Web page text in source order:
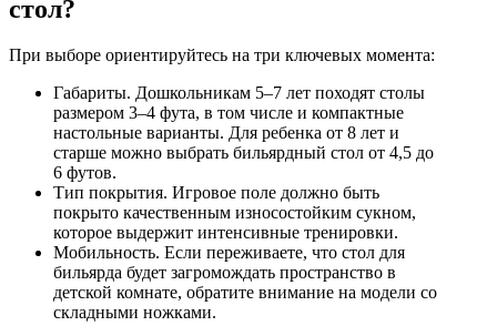
стол?
При выборе ориентируйтесь на три ключевых момента:
Габариты. Дошкольникам 5–7 лет походят столы
размером 3–4 фута, в том числе и компактные
настольные варианты. Для ребенка от 8 лет и
старше можно выбрать бильярдный стол от 4,5 до
6 футов.
Тип покрытия. Игровое поле должно быть
покрыто качественным износостойким сукном,
которое выдержит интенсивные тренировки.
Мобильность. Если переживаете, что стол для
бильярда будет загромождать пространство в
детской комнате, обратите внимание на модели со
складными ножками.